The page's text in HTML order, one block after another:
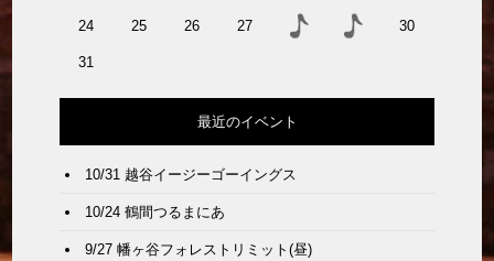
24 25 26 27 30
31
最近のイベント
10/31 越谷イージーゴーイングス
10/24 鶴間つるまにあ
9/27 幡ヶ谷フォレストリミット(昼)